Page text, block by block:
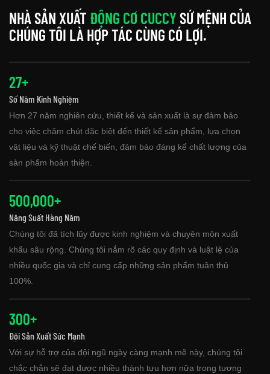
NHÀ SẢN XUẤT ĐỘNG CƠ CUCCYSỨ MỆNH CỦA
CHÚNG TÔI LÀ HỢP TÁC CÙNG CÓ LỢI.
27+
Số Năm Kinh Nghiệm
Hơn 27 năm nghiên cứu, thiết kế và sản xuất là sự đảm bảo
cho việc chăm chút đặc biệt đến thiết kế sản phẩm, lựa chọn
vật liệu và kỹ thuật chế biến, đảm bảo đáng kể chất lượng của
sản phẩm hoàn thiện.
500,000+
Năng Suất Hàng Năm
Chúng tôi đã tích lũy được kinh nghiệm và chuyên môn xuất
khẩu sâu rộng. Chúng tôi nắm rõ các quy định và luật lệ của
nhiều quốc gia và chỉ cung cấp những sản phẩm tuân thủ
100%.
300+
Đội Sản Xuất Sức Mạnh
Với sự hỗ trợ của đội ngũ ngày càng mạnh mẽ này, chúng tôi
chắc chắn sẽ đạt được nhiều thành tựu hơn nữa trong tương